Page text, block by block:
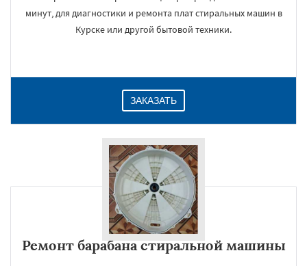
минут, для диагностики и ремонта плат стиральных машин в
Курске или другой бытовой техники.
ЗАКАЗАТЬ
Ремонт барабана стиральной машины